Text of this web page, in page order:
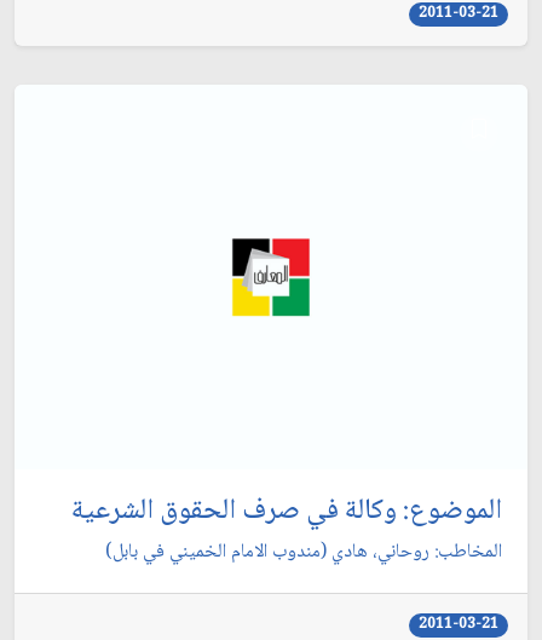
2011-03-21
الموضوع: وكالة في صرف الحقوق الشرعية
المخاطب: روحاني، هادي (مندوب الامام الخميني في بابل)
2011-03-21